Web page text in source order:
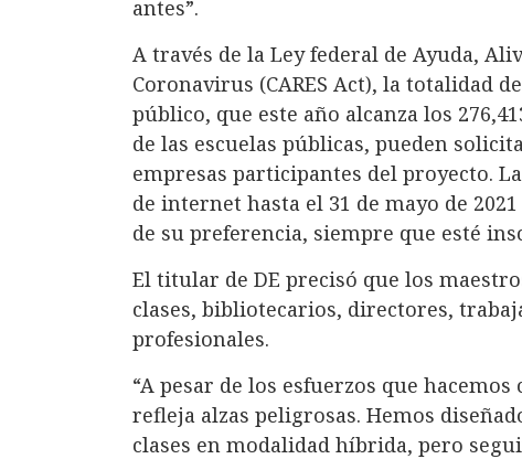
antes”.
A través de la Ley federal de Ayuda,
Coronavirus (CARES Act), la totalidad
público, que este año alcanza los
de las escuelas públicas, pueden
empresas participantes del proyecto.
de internet hasta el 31 de mayo de
de su preferencia, siempre que esté
El titular de DE precisó que los
clases, bibliotecarios, directores,
profesionales.
“A pesar de los esfuerzos que
refleja alzas peligrosas. Hemos
clases en modalidad híbrida, pero